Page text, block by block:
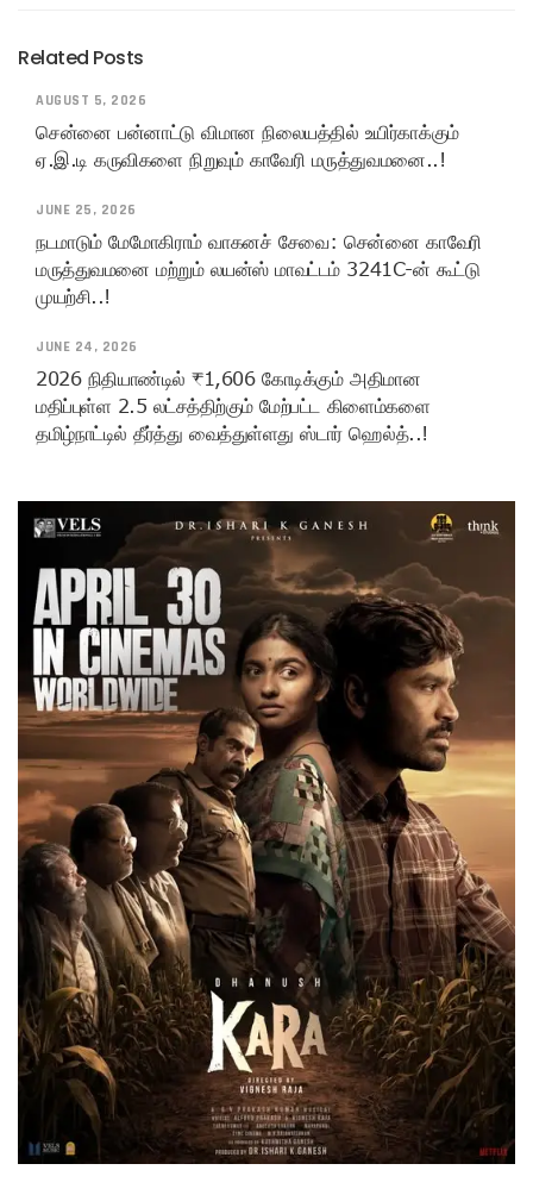
Related Posts
AUGUST 5, 2026
சென்னை பன்னாட்டு விமான நிலையத்தில் உயிர்காக்கும்
ஏ.இ.டி கருவிகளை நிறுவும் காவேரி மருத்துவமனை..!
JUNE 25, 2026
நடமாடும் மேமோகிராம் வாகனச் சேவை: சென்னை காவேரி
மருத்துவமனை மற்றும் லயன்ஸ் மாவட்டம் 3241C-ன் கூட்டு
முயற்சி..!
JUNE 24, 2026
2026 நிதியாண்டில் ₹1,606 கோடிக்கும் அதிமான
மதிப்புள்ள 2.5 லட்சத்திற்கும் மேற்பட்ட கிளைம்களை
தமிழ்நாட்டில் தீர்த்து வைத்துள்ளது ஸ்டார் ஹெல்த்..!